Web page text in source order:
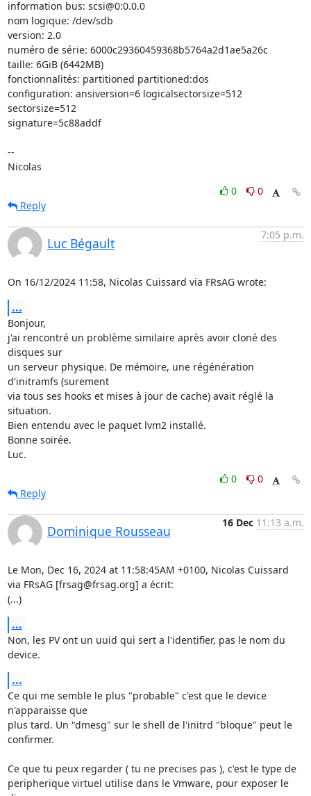
information bus: scsi@0:0.0.0
nom logique: /dev/sdb
version: 2.0
numéro de série: 6000c29360459368b5764a2d1ae5a26c
taille: 6GiB (6442MB)
fonctionnalités: partitioned partitioned:dos
configuration: ansiversion=6 logicalsectorsize=512
sectorsize=512
signature=5c88addf
--
Nicolas
0
0
Reply
Luc Bégault
7:05 p.m.
On 16/12/2024 11:58, Nicolas Cuissard via FRsAG wrote:
...
Bonjour,
j'ai rencontré un problème similaire après avoir cloné des
disques sur
un serveur physique. De mémoire, une régénération
d'initramfs (surement
via tous ses hooks et mises à jour de cache) avait réglé la
situation.
Bien entendu avec le paquet lvm2 installé.
Bonne soirée.
Luc.
0
0
Reply
Dominique Rousseau
16 Dec 11:13 a.m.
Le Mon, Dec 16, 2024 at 11:58:45AM +0100, Nicolas Cuissard
via FRsAG [frsag@frsag.org] a écrit:
(...)
...
Non, les PV ont un uuid qui sert a l'identifier, pas le nom du
device.
...
Ce qui me semble le plus "probable" c'est que le device
n'apparaisse que
plus tard. Un "dmesg" sur le shell de l'initrd "bloque" peut le
confirmer.
Ce que tu peux regarder ( tu ne precises pas ), c'est le type de
peripherique virtuel utilise dans le Vmware, pour exposer le